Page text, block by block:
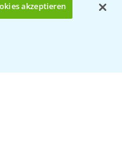
akzeptieren